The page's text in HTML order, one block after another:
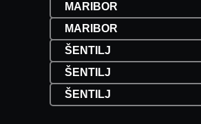
MARIBOR
MARIBOR
ŠENTILJ
ŠENTILJ
ŠENTILJ